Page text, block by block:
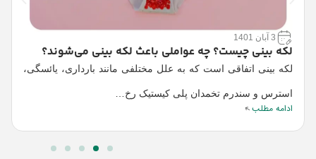
لکه بینی چیست؟ چه عواملی باعث لکه بینی می‌شوند؟
لکه بینی اتفاقی است که به علل مختلفی مانند بارداری، یائسگی،
استرس و سندرم تخمدان پلی کیستیک رخ…
ادامه مطلب